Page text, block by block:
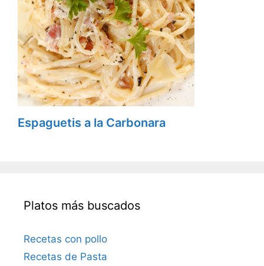
Espaguetis a la Carbonara
Platos más buscados
Recetas con pollo
Recetas de Pasta